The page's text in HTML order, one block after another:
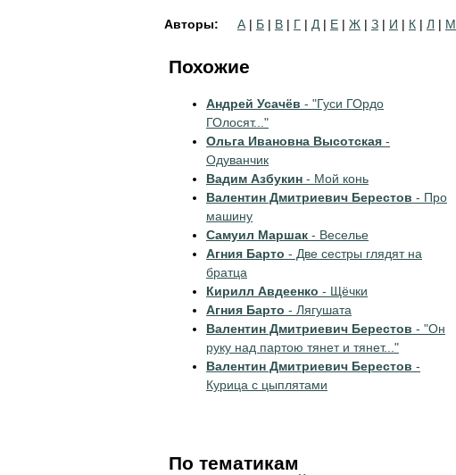
Авторы: А | Б | В | Г | Д | Е | Ж | З | И | К | Л | М
Похожие
Андрей Усачёв - "Гуси ГОрдо
ГОлосят..."
Ольга Ивановна Высотская -
Одуванчик
Вадим Азбукин - Мой конь
Валентин Дмитриевич Берестов - Про
машину
Самуил Маршак - Веселье
Агния Барто - Две сестры глядят на
братца
Кирилл Авдеенко - Щёчки
Агния Барто - Лягушата
Валентин Дмитриевич Берестов - "Он
руку над партою тянет и тянет..."
Валентин Дмитриевич Берестов -
Курица с цыплятами
По тематикам